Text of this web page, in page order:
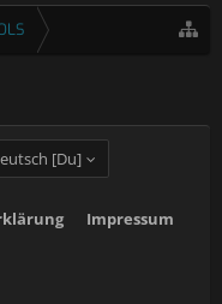
[Du]
Impressum